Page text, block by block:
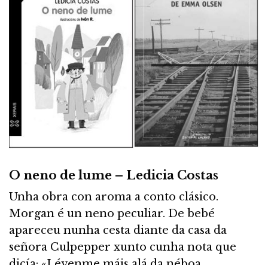
O neno de lume – Ledicia Costas
Unha obra con aroma a conto clásico.
Morgan é un neno peculiar. De bebé
apareceu nunha cesta diante da casa da
señora Culpepper xunto cunha nota que